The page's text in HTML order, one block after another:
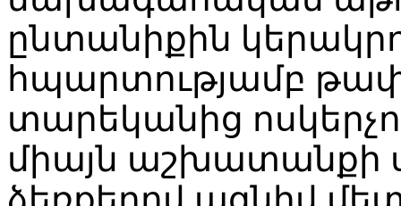
ընտանիքին
հպարտությամբ
տարեկանից
միայն աշխատանքի